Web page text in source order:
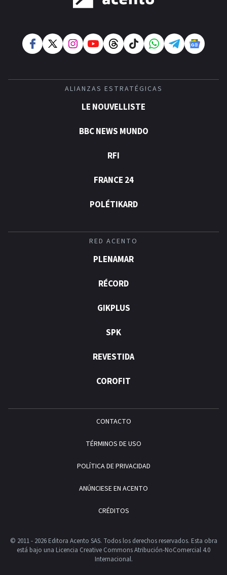
ALIANZAS ESTRATÉGICAS
LE NOUVELLISTE
BBC NEWS MUNDO
RFI
FRANCE 24
POLÉTIKARD
RED ACENTO
PLENAMAR
RÉCORD
GIKPLUS
SPK
REVESTIDA
COROFIT
CONTACTO
TÉRMINOS DE USO
POLÍTICA DE PRIVACIDAD
ANÚNCIESE EN ACENTO
CRÉDITOS
© 2011 - 2026 Editora Acento SAS. Todos los derechos reservados. Esta obra
está bajo una Licencia Creative Commons Atribución-NoComercial 4.0
Internacional.